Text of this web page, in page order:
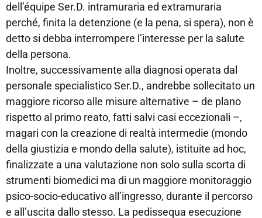
dell’équipe Ser.D. intramuraria ed extramuraria
perché, finita la detenzione (e la pena, si spera), non è
detto si debba interrompere l’interesse per la salute
della persona.
Inoltre, successivamente alla diagnosi operata dal
personale specialistico Ser.D., andrebbe sollecitato un
maggiore ricorso alle misure alternative – de plano
rispetto al primo reato, fatti salvi casi eccezionali –,
magari con la creazione di realtà intermedie (mondo
della giustizia e mondo della salute), istituite ad hoc,
finalizzate a una valutazione non solo sulla scorta di
strumenti biomedici ma di un maggiore monitoraggio
psico-socio-educativo all’ingresso, durante il percorso
e all’uscita dallo stesso. La pedissequa esecuzione